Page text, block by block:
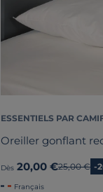
ESSENTIELS PAR
Oreiller gonflant
Dès 20,00 €Ancien
25,00 € -
Français